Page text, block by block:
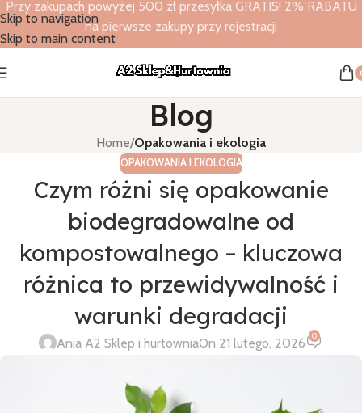
Skip to navigation
Skip to main content
Przy zakupach powyżej 500 zł przesyłka GRATIS! 2% RABATU
na pierwsze zakupy przy rejestracji
Blog
Home/Opakowania i ekologia
OPAKOWANIA I EKOLOGIA
Czym różni się opakowanie
biodegradowalne od
kompostowalnego – kluczowa
różnica to przewidywalność i
warunki degradacji
Ania A2 Sklep i hurtowniaOn 21 lutego, 2026 0